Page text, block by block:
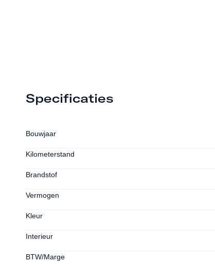
Specificaties
Bouwjaar
Kilometerstand
Brandstof
Vermogen
Kleur
Interieur
BTW/Marge